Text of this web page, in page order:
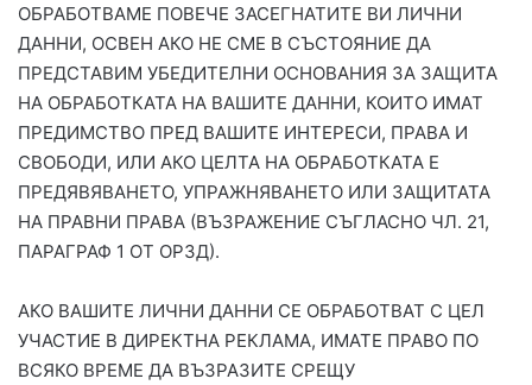
ОБРАБОТВАМЕ ПОВЕЧЕ ЗАСЕГНАТИТЕ ВИ ЛИЧНИ
ДАННИ, ОСВЕН АКО НЕ СМЕ В СЪСТОЯНИЕ ДА
ПРЕДСТАВИМ УБЕДИТЕЛНИ ОСНОВАНИЯ ЗА ЗАЩИТА
НА ОБРАБОТКАТА НА ВАШИТЕ ДАННИ, КОИТО ИМАТ
ПРЕДИМСТВО ПРЕД ВАШИТЕ ИНТЕРЕСИ, ПРАВА И
СВОБОДИ, ИЛИ АКО ЦЕЛТА НА ОБРАБОТКАТА Е
ПРЕДЯВЯВАНЕТО, УПРАЖНЯВАНЕТО ИЛИ ЗАЩИТАТА
НА ПРАВНИ ПРАВА (ВЪЗРАЖЕНИЕ СЪГЛАСНО ЧЛ. 21,
ПАРАГРАФ 1 ОТ ОРЗД).
АКО ВАШИТЕ ЛИЧНИ ДАННИ СЕ ОБРАБОТВАТ С ЦЕЛ
УЧАСТИЕ В ДИРЕКТНА РЕКЛАМА, ИМАТЕ ПРАВО ПО
ВСЯКО ВРЕМЕ ДА ВЪЗРАЗИТЕ СРЕЩУ